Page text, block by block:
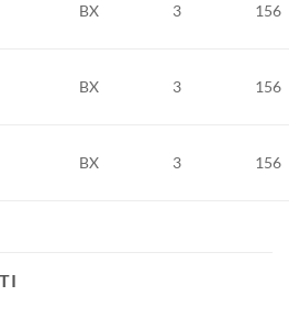
BX 3 156
BX 3 156
BX 3 156